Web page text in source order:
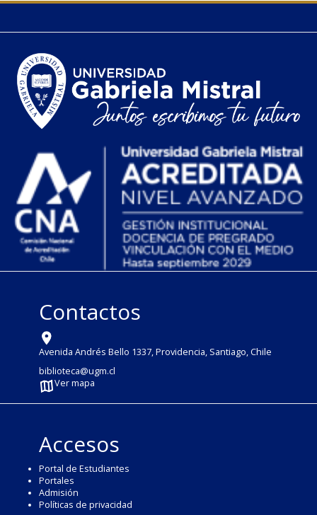
Contactos
Avenida Andrés Bello 1337, Providencia, Santiago, Chile
biblioteca@ugm.cl
Ver mapa
Accesos
Portal de Estudiantes
Portales
Admisión
Políticas de privacidad